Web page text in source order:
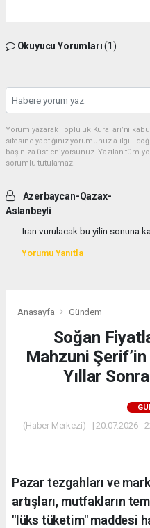
Okuyucu Yorumları(1)
Yorum yazarak Topluluk Kuralları’nı
sitesine yaptığınız yorumunuzla ilgili
başınıza üstleniyorsunuz. Yazılan tüm
sorumlu tutulamaz.
Azerbaycan-Qazax-
Aslanbeyli
Iran vurulacak bu yilin sonuna
Yorumu Yanıtla
Anasayfa Gündem
Soğan
Mahzuni
Yıllar
(Haber Merkezi) - | 20.07.2026 -
Pazar tezgahları ve
artışları, mutfakların
"lüks tüketim" maddesi